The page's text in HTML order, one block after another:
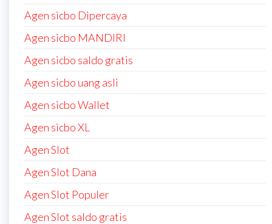
Agen sicbo Dipercaya
Agen sicbo MANDIRI
Agen sicbo saldo gratis
Agen sicbo uang asli
Agen sicbo Wallet
Agen sicbo XL
Agen Slot
Agen Slot Dana
Agen Slot Populer
Agen Slot saldo gratis